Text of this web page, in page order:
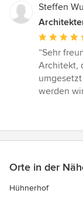
Steffen
5
von
5
“Sehr
Architekt,
werden
Orte in der
Hühnerhof